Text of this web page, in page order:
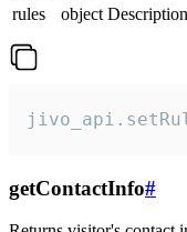
rules
object
getContactInfo#